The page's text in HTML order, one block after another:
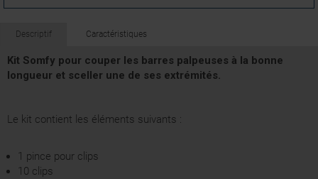
Descriptif Caractéristiques
Kit Somfy pour couper les barres palpeuses à la bonne
longueur et sceller une de ses extrémités.
Le kit contient les éléments suivants :
1 pince pour clips
10 clips